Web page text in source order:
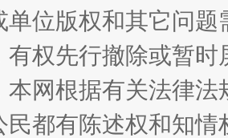
单位版权和其它问题
有权先行撤除或暂
本网根据有关法律
民都有陈述权和知情